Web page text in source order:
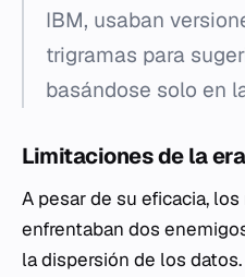
IBM, usaban
trigramas para
basándose solo en
Limitaciones de la
A pesar de su eficacia,
enfrentaban dos
la dispersión de los